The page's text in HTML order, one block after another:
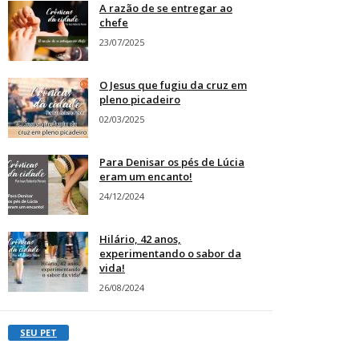
A razão de se entregar ao
chefe
23/07/2025
O Jesus que fugiu da cruz em
pleno picadeiro
02/03/2025
Para Denisar os pés de Lúcia
eram um encanto!
24/12/2024
Hilário, 42 anos,
experimentando o sabor da
vida!
26/08/2024
SEU PET